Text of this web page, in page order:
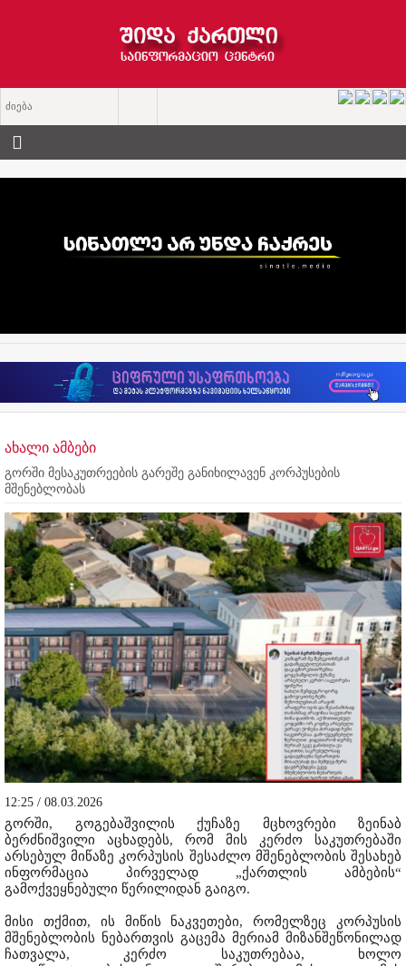
ახალი ამბები
გორში მესაკუთრეების გარეშე განიხილავენ კორპუსების
მშენებლობას
12:25 / 08.03.2026
გორში, გოგებაშვილის ქუჩაზე მცხოვრები ზეინაბ
ბერძნიშვილი აცხადებს, რომ მის კერძო საკუთრებაში
არსებულ მიწაზე კორპუსის შესაძლო მშენებლობის შესახებ
ინფორმაცია პირველად „ქართლის ამბების“
გამოქვეყნებული წერილიდან გაიგო.
მისი თქმით, ის მიწის ნაკვეთები, რომელზეც კორპუსის
მშენებლობის ნებართვის გაცემა მერიამ მიზანშეწონილად
ჩათვალა, კერძო საკუთრებაა, ხოლო